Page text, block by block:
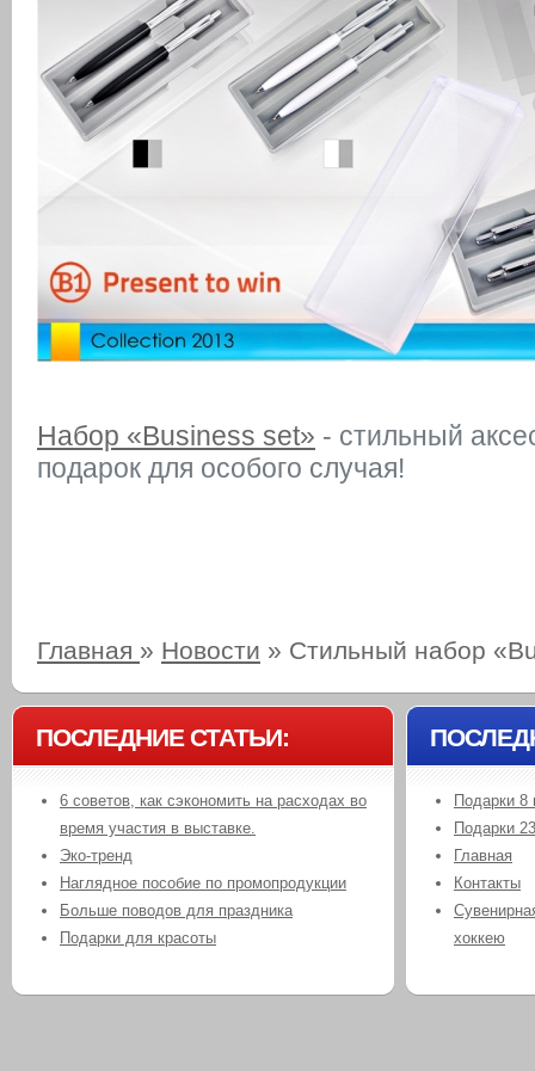
Набор «Business set» - стильный
подарок для особого случая!
Главная » Новости » Cтильный набор
ПОСЛЕДНИЕ СТАТЬИ:
6 советов, как сэкономить на расходах во
время участия в выставке.
Эко-тренд
Наглядное пособие по промопродукции
Больше поводов для праздника
Подарки для красоты
Подарки 8
Подарки
Главная
Контакты
хоккею